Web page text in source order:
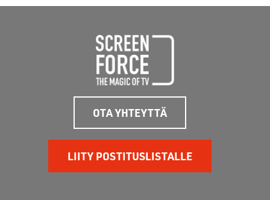
OTA YHTEYTTÄ
LIITY POSTITUSLISTALLE